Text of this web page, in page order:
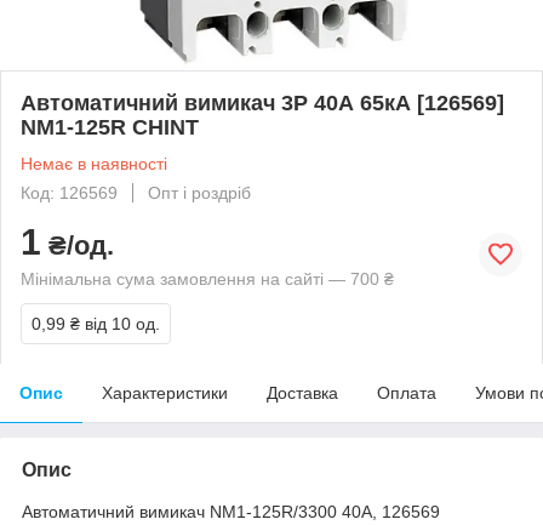
Автоматичний вимикач 3Р 40А 65кА [126569]
NM1-125R CHINT
Немає в наявності
Код: 126569
Опт і роздріб
1 ₴/од.
Мінімальна сума замовлення на сайті — 700 ₴
0,99 ₴ від 10 од.
Опис Характеристики Доставка Оплата Умови
Опис
Автоматичний вимикач NM1-125R/3300 40A, 126569